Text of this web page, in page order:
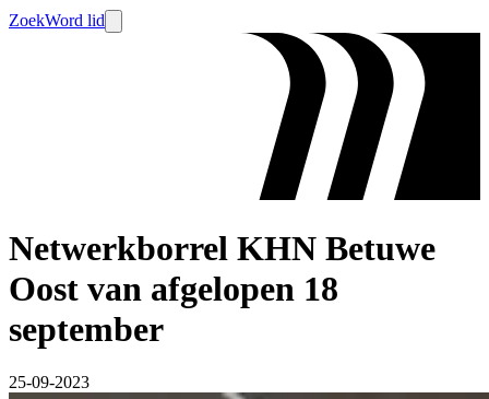
ZoekWord lid
Netwerkborrel KHN Betuwe
Oost van afgelopen 18
september
25-09-2023